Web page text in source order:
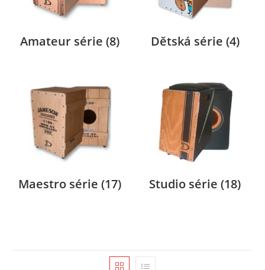
Amateur série(8) Dětská série (4)
Maestro série(17) Studio série(18)